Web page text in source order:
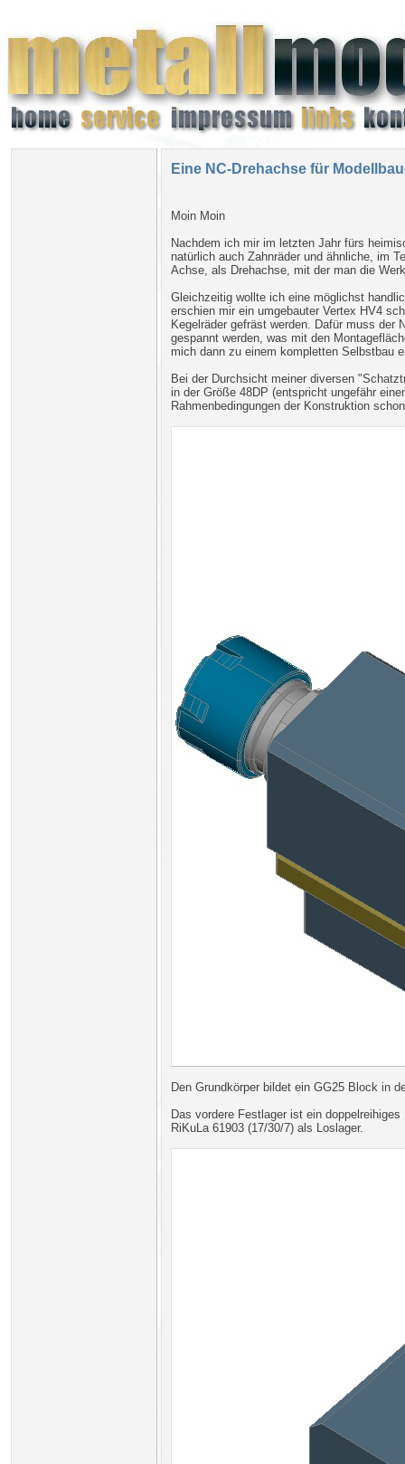
Eine NC-Drehachse für
Moin Moin
Nachdem ich mir im letzten Jahr fürs
natürlich auch Zahnräder und ähnliche, im
Achse, als Drehachse, mit der man die
Gleichzeitig wollte ich eine möglichst
erschien mir ein umgebauter Vertex HV4
Kegelräder gefräst werden. Dafür muss
gespannt werden, was mit den
mich dann zu einem kompletten Selbstbau
Bei der Durchsicht meiner diversen
in der Größe 48DP (entspricht ungefähr
Rahmenbedingungen der Konstruktion
Den Grundkörper bildet ein GG25 Block in
Das vordere Festlager ist ein
RiKuLa 61903 (17/30/7) als Loslager.